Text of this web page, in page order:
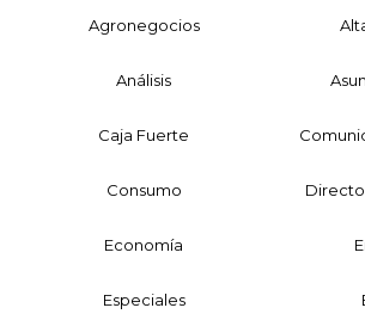
Agronegocios
Análisis
Caja Fuerte
Consumo
Economía
Especiales